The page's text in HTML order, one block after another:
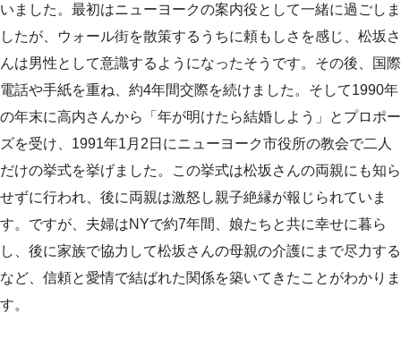
いました。最初はニューヨークの案内役として一緒に過ごしま
したが、ウォール街を散策するうちに頼もしさを感じ、松坂さ
んは男性として意識するようになったそうです。その後、国際
電話や手紙を重ね、約4年間交際を続けました。そして1990年
の年末に高内さんから「年が明けたら結婚しよう」とプロポー
ズを受け、1991年1月2日にニューヨーク市役所の教会で二人
だけの挙式を挙げました。この挙式は松坂さんの両親にも知ら
せずに行われ、後に両親は激怒し親子絶縁が報じられていま
す。ですが、夫婦はNYで約7年間、娘たちと共に幸せに暮ら
し、後に家族で協力して松坂さんの母親の介護にまで尽力する
など、信頼と愛情で結ばれた関係を築いてきたことがわかりま
す。